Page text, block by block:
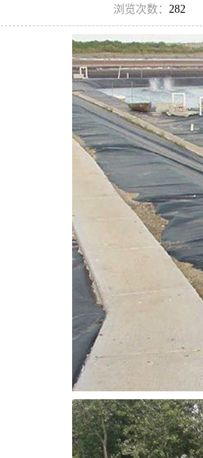
浏览次数： 282